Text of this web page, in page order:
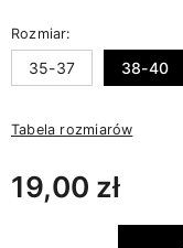
Rozmiar:
35-37 38-40
Tabela rozmiarów
19,00 zł